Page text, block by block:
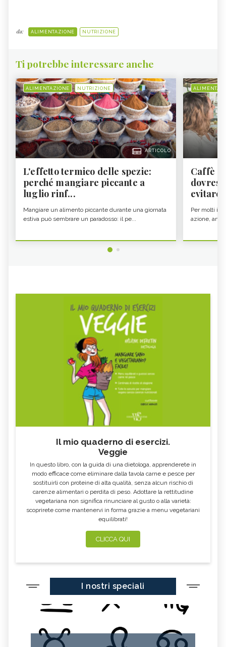
da: ALIMENTAZIONE NUTRIZIONE
Ti potrebbe interessare anche
ALIMENTAZIONE NUTRIZIONE
ARTICOLO
L'effetto termico delle spezie:
perché mangiare piccante a
luglio rinf...
Mangiare un alimento piccante durante una giornata
estiva può sembrare un paradosso: il pe...
Caffè
evitare
Per molti il
azione,
Il mio quaderno di esercizi.
Veggie
In questo libro, con la guida di una dietologa, apprenderete in
modo efficace come eliminare dalla tavola carne e pesce per
sostituirli con proteine di alta qualità, senza alcun rischio di
carenze alimentari o perdita di peso. Adottare la rettitudine
vegetariana non significa rinunciare al gusto o alla varietà:
scoprirete come mantenervi in forma grazie a menu vegetariani
equilibrati!
CLICCA QUI
I nostri speciali